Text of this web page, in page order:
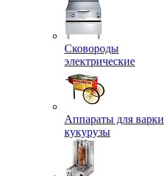
Сковороды
электрические
Аппараты для варки
кукурузы